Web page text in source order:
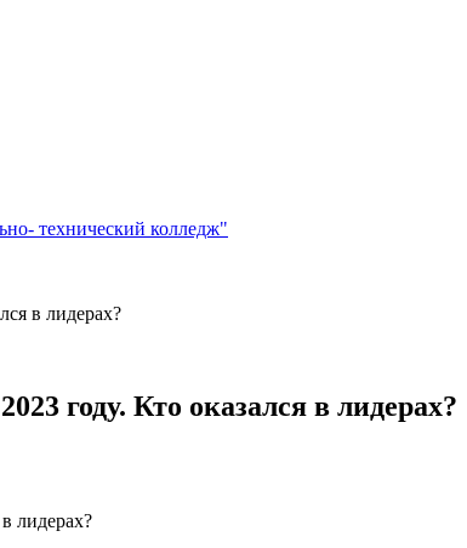
технический колледж"
в лидерах?
году. Кто оказался в лидерах?